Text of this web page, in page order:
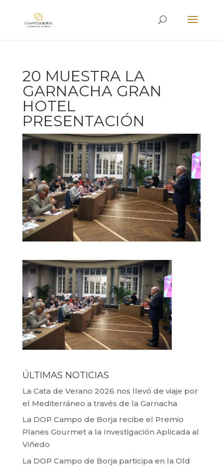
20 MUESTRA LA
GARNACHA GRAN
HOTEL
PRESENTACIÓN
ÚLTIMAS NOTICIAS
La Cata de Verano 2026 nos llevó de viaje por
el Mediterráneo a través de la Garnacha
La DOP Campo de Borja recibe el Premio
Planes Gourmet a la Investigación Aplicada al
Viñedo
La DOP Campo de Borja participa en la Old